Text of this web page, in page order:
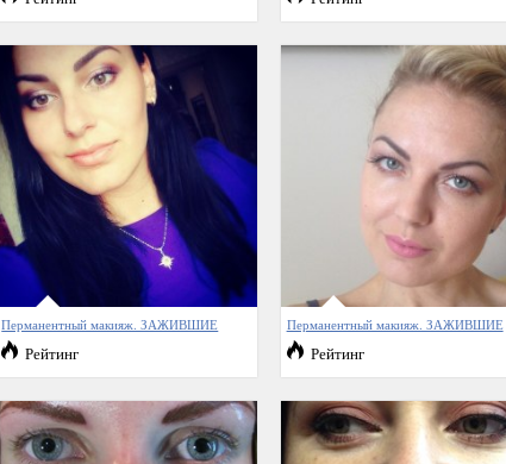
Перманентный макияж. ЗАЖИВШИЕ
Рейтинг
Перманентный макияж. ЗАЖИВШИЕ
Рейтинг